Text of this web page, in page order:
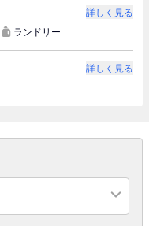
詳しく見る
ランドリー
詳しく見る